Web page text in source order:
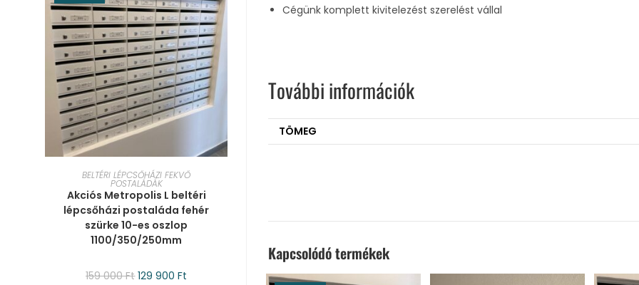
Cégünk komplett kivitelezést szerelést vállal
További információk
TÖMEG
Kapcsolódó termékek
KOSÁRBA TESZEM
BELTÉRI LÉPCSŐHÁZI FEKVŐ
POSTALÁDÁK
Akciós Metropolis L beltéri
lépcsőházi postaláda fehér
szürke 10-es oszlop
1100/350/250mm
159 000Ft 129 900Ft